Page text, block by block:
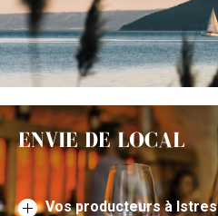
Vos producteurs à Istres
ENVIE DE LOCAL